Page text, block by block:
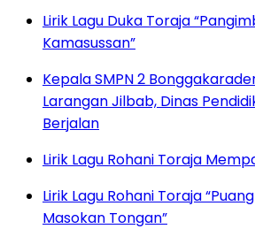
Lirik Lagu Duka Toraja
Kamasussan”
Kepala SMPN 2
Larangan Jilbab, Dinas
Berjalan
Lirik Lagu Rohani Toraja
Lirik Lagu Rohani Toraja
Masokan Tongan”